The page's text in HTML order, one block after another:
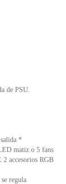
de PSU.
*
matiz o 5 fans
accesorios RGB
regula